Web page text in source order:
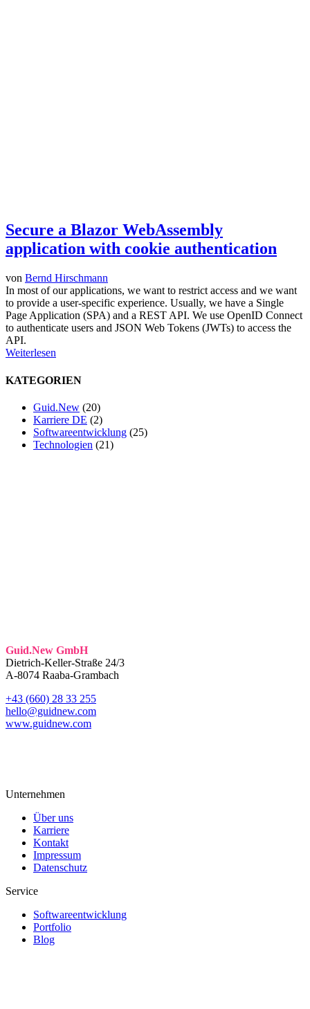
Secure a Blazor WebAssembly
application with cookie authentication
von Bernd Hirschmann
In most of our applications, we want to restrict access and we want
to provide a user-specific experience. Usually, we have a Single
Page Application (SPA) and a REST API. We use OpenID Connect
to authenticate users and JSON Web Tokens (JWTs) to access the
API.
Weiterlesen
KATEGORIEN
Guid.New (20)
Karriere DE (2)
Softwareentwicklung (25)
Technologien (21)
Guid.New GmbH
Dietrich-Keller-Straße 24/3
A-8074 Raaba-Grambach
+43 (660) 28 33 255
hello@guidnew.com
www.guidnew.com
Unternehmen
Über uns
Karriere
Kontakt
Impressum
Datenschutz
Service
Softwareentwicklung
Portfolio
Blog